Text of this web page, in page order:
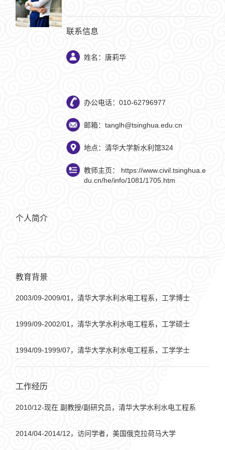
联系信息
姓名：唐莉华
办公电话：010-62796977
邮箱：tanglh@tsinghua.edu.cn
地点：清华大学新水利馆324
教师主页： https://www.civil.tsinghua.e
du.cn/he/info/1081/1705.htm
个人简介
教育背景
2003/09-2009/01，清华大学水利水电工程系，工学博士
1999/09-2002/01，清华大学水利水电工程系，工学硕士
1994/09-1999/07，清华大学水利水电工程系，工学学士
工作经历
2010/12-现在 副教授/副研究员，清华大学水利水电工程系
2014/04-2014/12，访问学者，美国俄克拉荷马大学